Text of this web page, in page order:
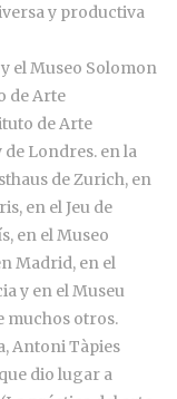
y productiva
el Museo Solomon
de Arte
de Arte
Londres. en la
de Zurich, en
en el Jeu de
en el Museo
Madrid, en el
y en el Museu
muchos otros.
Antoni Tàpies
dio lugar a